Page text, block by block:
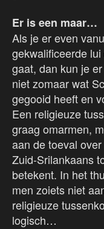
Er is een maar…
Als je er even
gekwalificeerde
gaat, dan kun je
niet zomaar wat
gegooid heeft en
Een religieuze
graag omarmen,
aan de toeval
Zuid-Srilankaans
betekent. In het
men zoiets niet
religieuze
logisch…